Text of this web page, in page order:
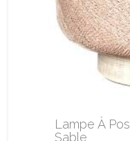
Lampe À
Sable